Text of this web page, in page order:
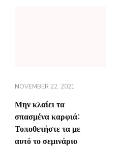
NOVEMBER 22, 2021
Μην κλαίει τα
σπασμένα καρφιά:
Τοποθετήστε τα με
αυτό το σεμινάριο